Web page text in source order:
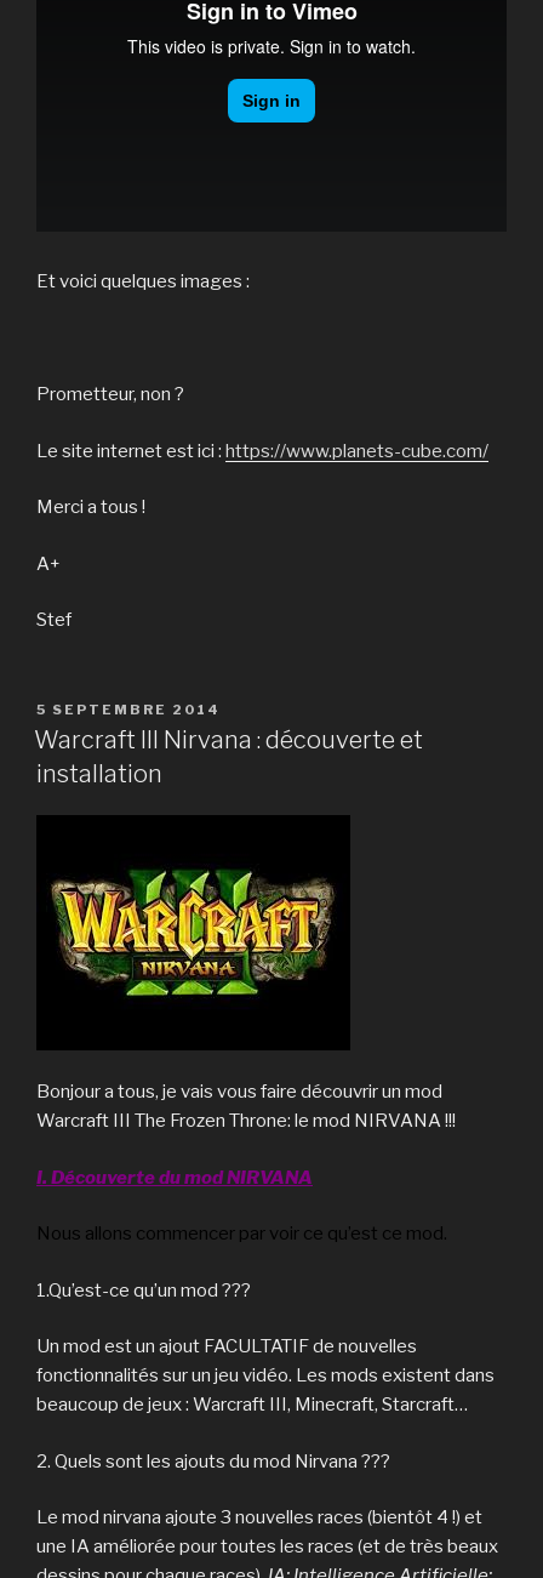
Et voici quelques images :
Prometteur, non ?
Le site internet est ici : https://www.planets-cube.com/
Merci a tous !
A+
Stef
PUBLIÉ
LE
5 SEPTEMBRE 2014
Warcraft III Nirvana : découverte et
installation
Bonjour a tous, je vais vous faire découvrir un mod
Warcraft III The Frozen Throne: le mod NIRVANA !!!
I. Découverte du mod NIRVANA
Nous allons commencer par voir ce qu’est ce mod.
1.Qu’est-ce qu’un mod ???
Un mod est un ajout FACULTATIF de nouvelles
fonctionnalités sur un jeu vidéo. Les mods existent dans
beaucoup de jeux : Warcraft III, Minecraft, Starcraft…
2. Quels sont les ajouts du mod Nirvana ???
Le mod nirvana ajoute 3 nouvelles races (bientôt 4 !) et
une IA améliorée pour toutes les races (et de très beaux